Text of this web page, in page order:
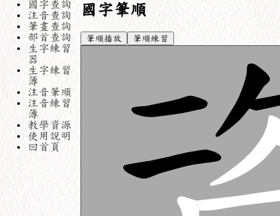
國字查詢
注音查詢
筆畫查詢
部首查詢
生字練習
器
生字練習
簿
注音筆順
注音練習
簿
教學資源
使用說明
回首頁
國字筆順
筆順播放 筆順練習